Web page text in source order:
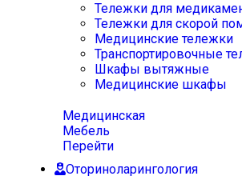
Тележки для
Тележки для скорой
Медицинские тележки
Транспортировочные
Шкафы вытяжные
Медицинские шкафы
Медицинская
Мебель
Перейти
Оториноларингология